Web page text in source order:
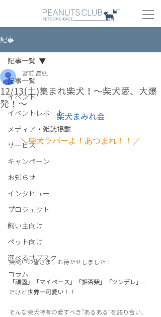
記事
記事一覧
イベント
イベントレポート
メディア・雑誌掲載
サービス
キャンペーン
お知らせ
インタビュー
プロジェクト
飼い主向け
ペット向け
選べるサブスク
コラム
記事一覧
12/13(土)集まれ柴犬！〜柴犬愛、大爆
発！〜
宮前 昌弘
柴犬まみれ会
＼柴犬ラバーよ！あつまれ！！／
柴飼いの皆さま、お待たせしました！
「頑固」「マイペース」「拒否柴」「ツンデレ」 …
だけど世界一可愛い ！！
そんな柴犬特有の愛すべき”あるある”を語り合い、